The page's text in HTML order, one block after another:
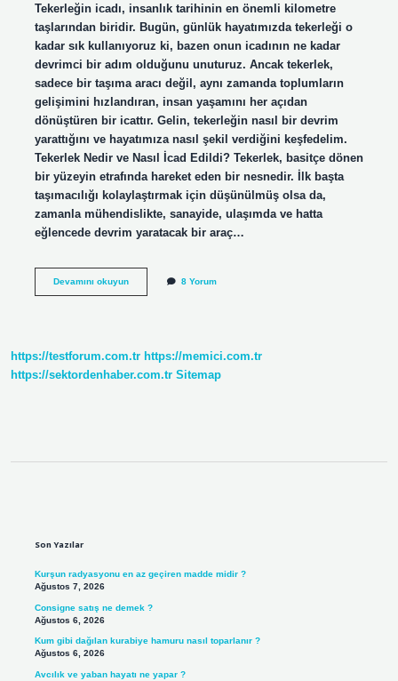
Tekerleğin icadı, insanlık tarihinin en önemli kilometre
taşlarından biridir. Bugün, günlük hayatımızda tekerleği o
kadar sık kullanıyoruz ki, bazen onun icadının ne kadar
devrimci bir adım olduğunu unuturuz. Ancak tekerlek,
sadece bir taşıma aracı değil, aynı zamanda toplumların
gelişimini hızlandıran, insan yaşamını her açıdan
dönüştüren bir icattır. Gelin, tekerleğin nasıl bir devrim
yarattığını ve hayatımıza nasıl şekil verdiğini keşfedelim.
Tekerlek Nedir ve Nasıl İcad Edildi? Tekerlek, basitçe dönen
bir yüzeyin etrafında hareket eden bir nesnedir. İlk başta
taşımacılığı kolaylaştırmak için düşünülmüş olsa da,
zamanla mühendislikte, sanayide, ulaşımda ve hatta
eğlencede devrim yaratacak bir araç…
Devamını okuyunTekerleğin
?
8 Yorum
https://testforum.com.tr https://memici.com.tr
https://sektordenhaber.com.tr Sitemap
Son Yazılar
Kurşun radyasyonu en az geçiren madde midir ?
Ağustos 7, 2026
Consigne satış ne demek ?
Ağustos 6, 2026
Kum gibi dağılan kurabiye hamuru nasıl toparlanır ?
Ağustos 6, 2026
Avcılık ve yaban hayatı ne yapar ?